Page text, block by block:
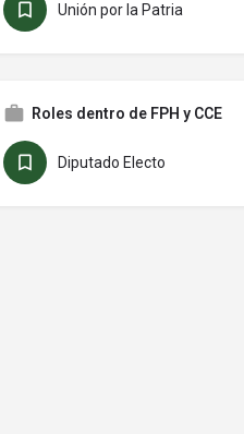
Unión por la Patria
Roles dentro de FPH y CCE
Diputado Electo